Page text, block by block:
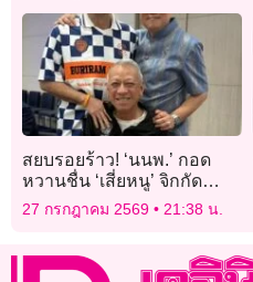
สยบรอยร้าว! ‘นนพ.’ กอด
หวานชื่น ‘เสี่ยหนู’ จิกกัด
สัมพันธ์ร้าวฉานยังกะหน้า
‘แครมบูเล่’
27 กรกฎาคม 2569 21:38 น.